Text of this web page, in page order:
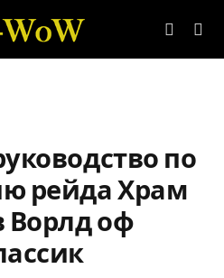
по
рейда Храм
Ворлд оф